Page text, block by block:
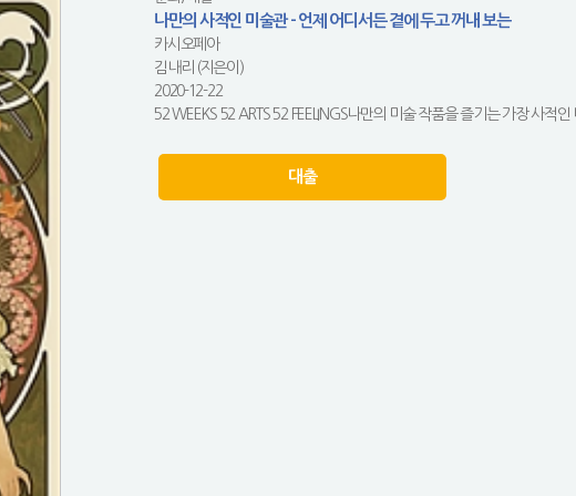
나만의 사적인 미술관 - 언제 어디서든 곁에 두고 꺼내 보는
카시오페아
김내리 (지은이)
2020-12-22
52 WEEKS 52 ARTS 52 FEELINGS나만의 미술 작품을 즐기는 가장 사적
대출